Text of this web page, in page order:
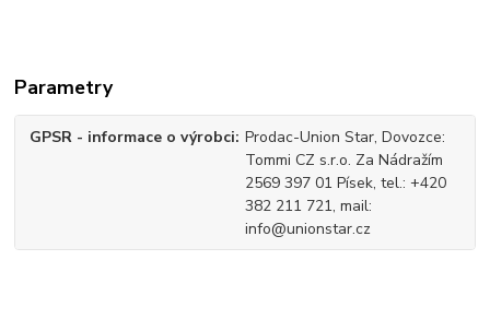
Parametry
GPSR - informace o výrobci Prodac-Union Star, Dovozce:
Tommi CZ s.r.o. Za Nádražím
2569 397 01 Písek, tel.: +420
382 211 721, mail:
info@unionstar.cz